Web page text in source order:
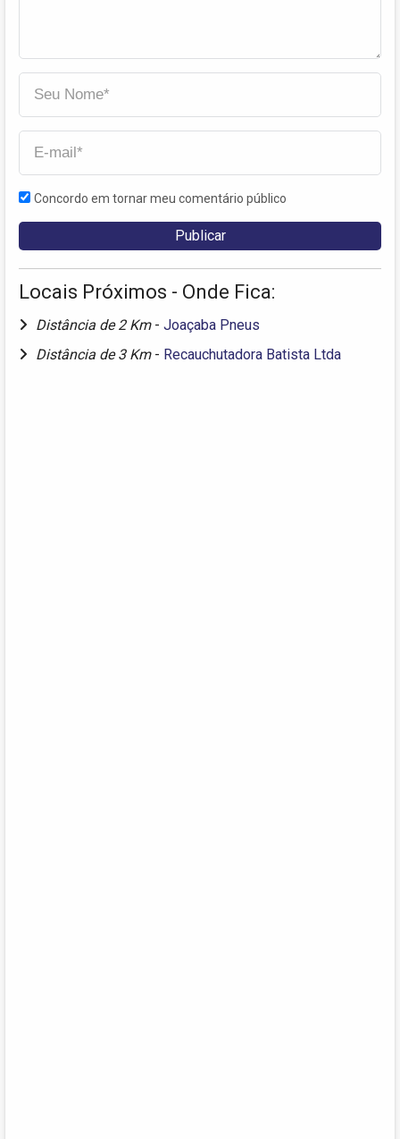
Concordo em tornar meu comentário público
Locais Próximos - Onde Fica:
Distância de 2 Km - Joaçaba Pneus
Distância de 3 Km - Recauchutadora Batista Ltda